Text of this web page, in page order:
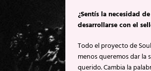
¿Sentís la necesidad
desarrollarse con el
Todo el proyecto de
menos queremos dar la
querido. Cambia la